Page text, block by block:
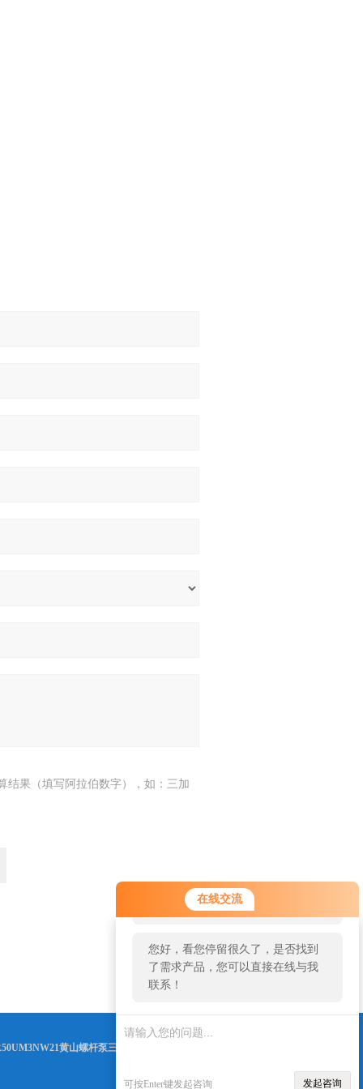
在线交流
您好！欢迎前来咨询，很高兴为您
服务，请问您要咨询什么问题呢？
您好，看您停留很久了，是否找到
了需求产品，您可以直接在线与我
联系！
可按Enter键发起咨询 发起咨询
结果（填写阿拉伯数字），如：三加
返回
黄山螺杆泵三螺杆泵详细资料